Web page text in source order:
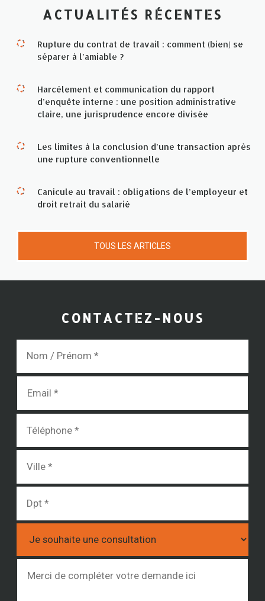
ACTUALITÉS RÉCENTES
Rupture du contrat de travail : comment (bien) se
séparer à l’amiable ?
Harcèlement et communication du rapport
d’enquête interne : une position administrative
claire, une jurisprudence encore divisée
Les limites à la conclusion d’une transaction après
une rupture conventionnelle
Canicule au travail : obligations de l’employeur et
droit retrait du salarié
TOUS LES ARTICLES
CONTACTEZ-NOUS